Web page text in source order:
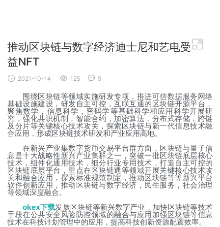

推动区块链与数字经济迪士尼和艺电受
益NFT
 2021-10-14  125  5
围绕区块链等领域实施研发专项，推进可信数据服务网络
基础设施建设，研发自主可控，互联互通的区块链开源平台，
聚焦数学，信息科学，密码学等基础科学和应用科学开展研
究，强化共识机制，智能合约，加密算法，分布式存储，跨链
及分片等关键核心技术攻关，探索区块链与新一代信息技术融
合应用，形成区块链技术研发和产业应用高地。
在新兴产业集数字货币交易平台群方面，区块链与量子信
息是十大战略性新兴产业集群之一，突破一批区块链底层核心
技术，组件化通用技术，细分行业专用技术，打造自主可控的
区块链底层平台，重点在区块链通等领域开展关键核心技术攻
关和融合应用，探索标准规范制定，推动区块链等等新兴平台
软件创新应用，推动区块链与数字经济，民生服务，社会治理
等领域深度融合。
okex下载发展区块链等新兴数字产业，加快区块链等技术
手段在公共安全风险防控领域的融合与应用加强区块链等信息
技术在科技计划管理中的应用，提高科技创新资源配置效率。